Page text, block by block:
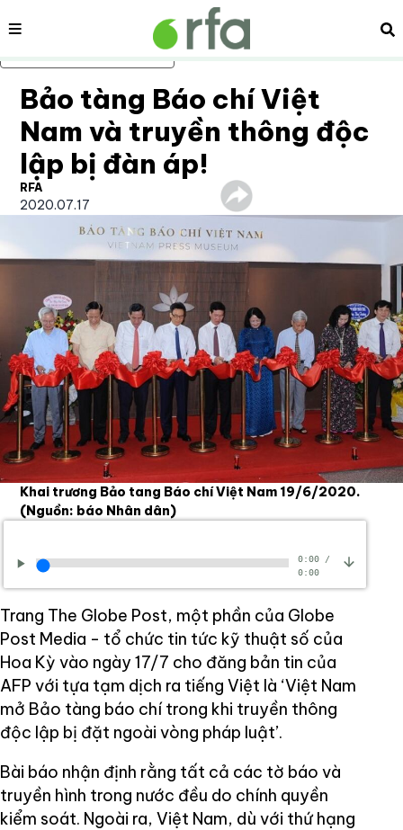
Bỏ qua nội dung chính
Nội dung
Bảo tàng Báo chí Việt
Nam và truyền thông độc
lập bị đàn áp!
RFA
2020.07.17
Khai trương Bảo tang Báo chí Việt Nam 19/6/2020.
(Nguồn: báo Nhân dân)
0:00/
0:00
Trang The Globe Post, một phần của Globe
Post Media - tổ chức tin tức kỹ thuật số của
Hoa Kỳ vào ngày 17/7 cho đăng bản tin của
AFP với tựa tạm dịch ra tiếng Việt là ‘Việt Nam
mở Bảo tàng báo chí trong khi truyền thông
độc lập bị đặt ngoài vòng pháp luật’.
Bài báo nhận định rằng tất cả các tờ báo và
truyền hình trong nước đều do chính quyền
kiểm soát. Ngoài ra, Việt Nam, dù với thứ hạng